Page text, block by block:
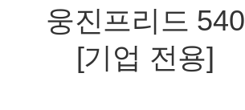
웅진프리드 540
[기업 전용]